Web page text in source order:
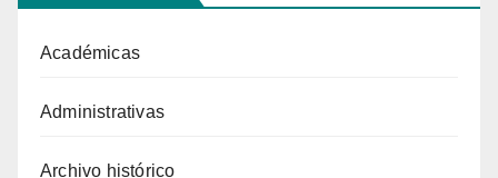
Académicas
Administrativas
Archivo histórico